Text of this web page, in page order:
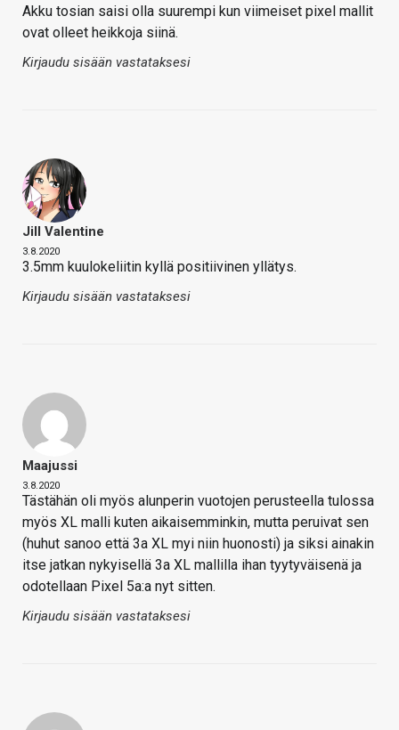
Akku tosian saisi olla suurempi kun viimeiset pixel mallit
ovat olleet heikkoja siinä.
Kirjaudu sisään vastataksesi
Jill Valentine
3.8.2020
3.5mm kuulokeliitin kyllä positiivinen yllätys.
Kirjaudu sisään vastataksesi
Maajussi
3.8.2020
Tästähän oli myös alunperin vuotojen perusteella tulossa
myös XL malli kuten aikaisemminkin, mutta peruivat sen
(huhut sanoo että 3a XL myi niin huonosti) ja siksi ainakin
itse jatkan nykyisellä 3a XL mallilla ihan tyytyväisenä ja
odotellaan Pixel 5a:a nyt sitten.
Kirjaudu sisään vastataksesi